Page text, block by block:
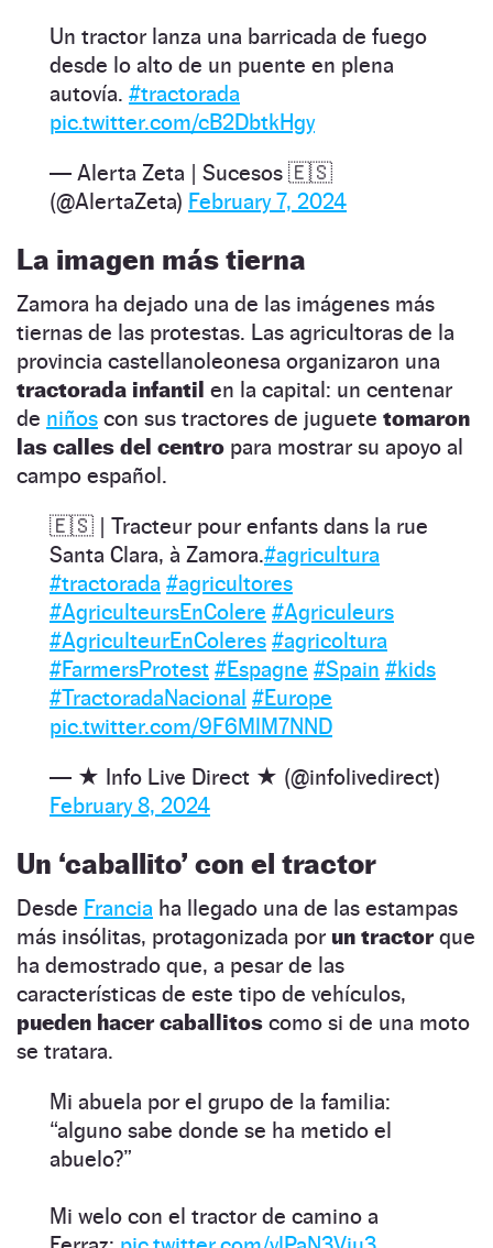
Un tractor lanza una barricada de fuego
desde lo alto de un puente en plena
autovía. #tractorada
pic.twitter.com/cB2DbtkHgy
— Alerta Zeta | Sucesos 🇪🇸
(@AlertaZeta) February 7, 2024
La imagen más tierna
Zamora ha dejado una de las imágenes más
tiernas de las protestas. Las agricultoras de la
provincia castellanoleonesa organizaron una
tractorada infantil en la capital: un centenar
de niños con sus tractores de juguete tomaron
las calles del centro para mostrar su apoyo al
campo español.
🇪🇸 | Tracteur pour enfants dans la rue
Santa Clara, à Zamora.#agricultura
#tractorada #agricultores
#AgriculteursEnColere #Agriculeurs
#AgriculteurEnColeres #agricoltura
#FarmersProtest #Espagne #Spain #kids
#TractoradaNacional #Europe
pic.twitter.com/9F6MlM7NND
— ★ Info Live Direct ★ (@infolivedirect)
February 8, 2024
Un ‘caballito’ con el tractor
Desde Francia ha llegado una de las estampas
más insólitas, protagonizada por un tractorque
ha demostrado que, a pesar de las
características de este tipo de vehículos,
pueden hacer caballitos como si de una moto
se tratara.
Mi abuela por el grupo de la familia:
“alguno sabe donde se ha metido el
abuelo?”
Mi welo con el tractor de camino a